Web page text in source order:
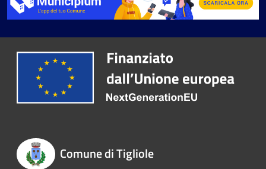
Comune di Tigliole